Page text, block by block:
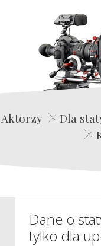
Aktorzy Dla
Dane o
tylko dla